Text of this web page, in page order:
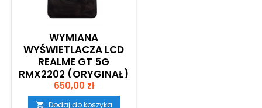
WYMIANA
WYŚWIETLACZA LCD
REALME GT 5G
RMX2202 (ORYGINAŁ)
Cena
650,00 zł
 Dodaj do koszyka